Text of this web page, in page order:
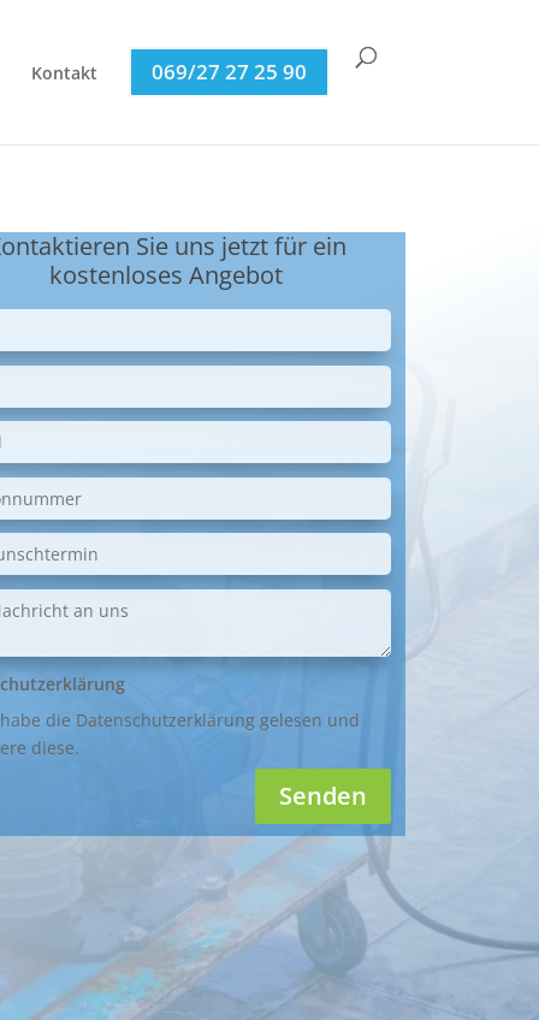
Kontakt 069/27 27 25 90
Sie uns jetzt für ein
kostenloses Angebot
die Datenschutzerklärung gelesen und
diese.
Senden